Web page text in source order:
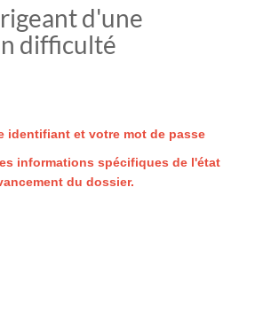
d'une
difficulté
identifiant et votre mot de passe
informations spécifiques de l'état
du dossier.